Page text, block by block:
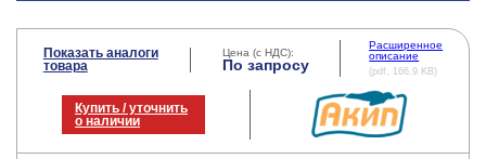
Показать аналоги
товара
Цена (с НДС):
По запросу
Расширенное
описание
(pdf, 166.9 KB)
Купить / уточнить
о наличии